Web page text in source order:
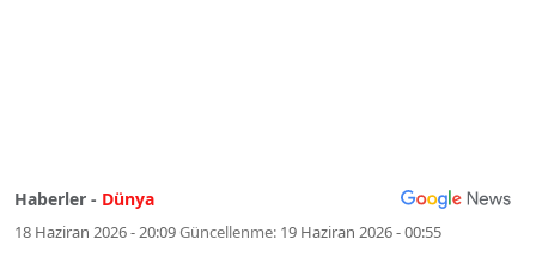
Haberler - Dünya
18 Haziran 2026 - 20:09Güncellenme: 19 Haziran 2026 - 00:55